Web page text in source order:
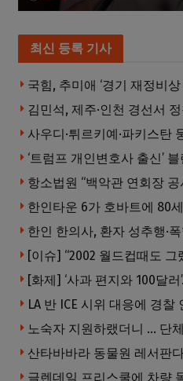
최신 등록 기사
김민석, 제주·인천 경선서
항소법원 “백악관 연회장 공
한인타운 6가 호바트에 80
산타바바라 동물원 레서판다
글렌데일 프리스쿨에 차량